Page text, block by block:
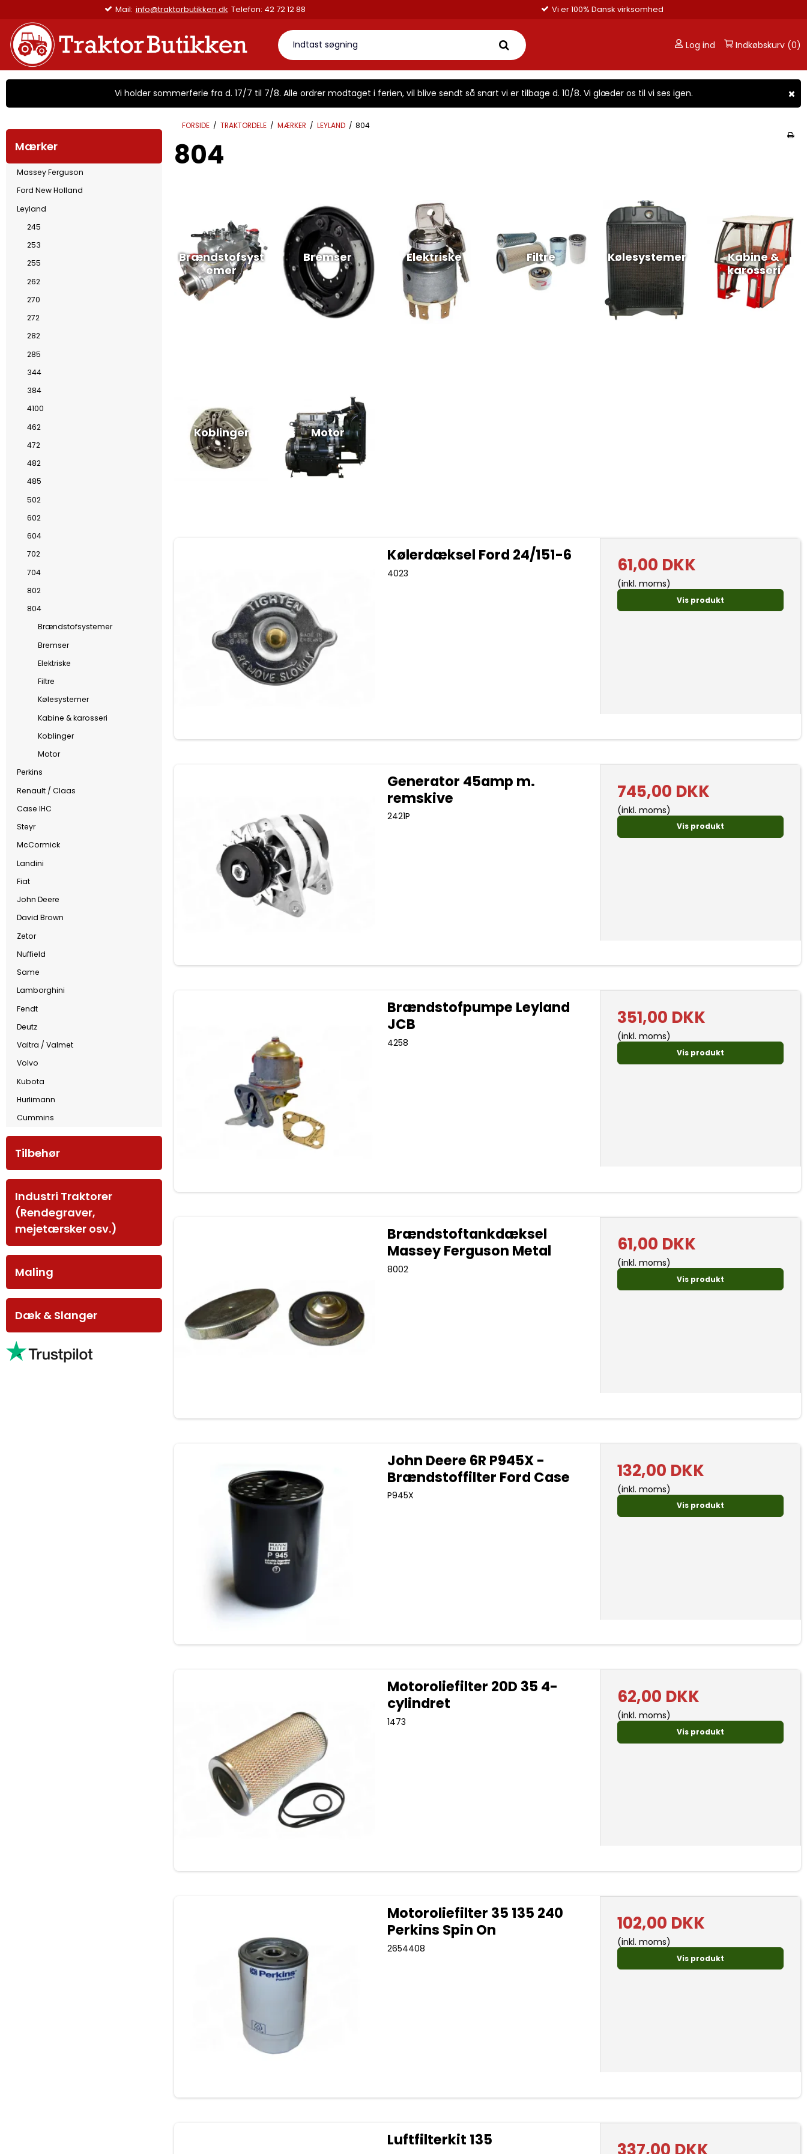
Mail: info@traktorbutikken.dk Telefon: 42 72 12 88 Vi er 100% Dansk virksomhed
Log ind Indkøbskurv (0)
Vi holder sommerferie fra d. 17/7 til 7/8. Alle ordrer modtaget i ferien, vil blive sendt så snart vi er tilbage d. 10/8. Vi glæder os til vi ses igen.
Mærker
Massey Ferguson
Ford New Holland
Leyland
245
253
255
262
270
272
282
285
344
384
4100
462
472
482
485
502
602
604
702
704
802
804
Brændstofsystemer
Bremser
Elektriske
Filtre
Kølesystemer
Kabine & karosseri
Koblinger
Motor
Perkins
Renault / Claas
Case IHC
Steyr
McCormick
Landini
Fiat
John Deere
David Brown
Zetor
Nuffield
Same
Lamborghini
Fendt
Deutz
Valtra / Valmet
Volvo
Kubota
Hurlimann
Cummins
Tilbehør
Industri Traktorer
(Rendegraver,
mejetærsker osv.)
Maling
Dæk & Slanger
FORSIDE / TRAKTORDELE / MÆRKER / LEYLAND / 804
804
Brændstofsyst
emer
Bremser Elektriske Filtre Kølesystemer
Kabine &
karosseri
Koblinger Motor
Kølerdæksel Ford 24/151-6
4023 61,00 DKK
(inkl. moms)
Vis produkt
Generator 45amp m.
remskive
2421P
745,00 DKK
(inkl. moms)
Vis produkt
Brændstofpumpe Leyland
JCB
4258
351,00 DKK
(inkl. moms)
Vis produkt
Brændstoftankdæksel
Massey Ferguson Metal
8002
61,00 DKK
(inkl. moms)
Vis produkt
John Deere 6R P945X -
Brændstoffilter Ford Case
P945X
132,00 DKK
(inkl. moms)
Vis produkt
Motoroliefilter 20D 35 4-
cylindret
1473
62,00 DKK
(inkl. moms)
Vis produkt
Motoroliefilter 35 135 240
Perkins Spin On
2654408
102,00 DKK
(inkl. moms)
Vis produkt
Luftfilterkit 135 337,00 DKK